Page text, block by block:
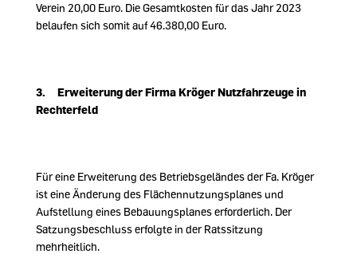
Verein 20,00 Euro. Die Gesamtkosten für das Jahr 2023
belaufen sich somit auf 46.380,00 Euro.
3. Erweiterung der Firma Kröger Nutzfahrzeuge in
Rechterfeld
Für eine Erweiterung des Betriebsgeländes der Fa. Kröger
ist eine Änderung des Flächennutzungsplanes und
Aufstellung eines Bebauungsplanes erforderlich. Der
Satzungsbeschluss erfolgte in der Ratssitzung
mehrheitlich.